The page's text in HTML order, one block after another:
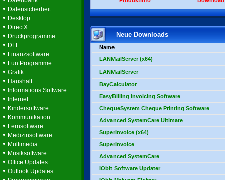
• Datensicherheit
• Desktop
• DirectX
• Druckprogramme
• DLL
• Finanzsoftware
• Fun Programme
• Grafik
• Haushalt
• Informations Software
• Internet
• Kindersoftware
• Kommunikation
• Lernsoftware
• Medizinsoftware
• Multimedia
• Musiksoftware
• Office Updates
• Outlook Updates
Neue Downloads
Name
LANMailServer (x64)
LANMailServer
BayCalculator
EasyBilling Invoicing Software
ChequeSystem Cheque Printing Software
Advanced SystemCare Ultimate
SuperInvoice (x64)
SuperInvoice
Advanced SystemCare
IObit Software Updater